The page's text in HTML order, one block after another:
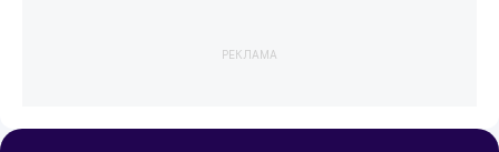
РЕКЛАМА